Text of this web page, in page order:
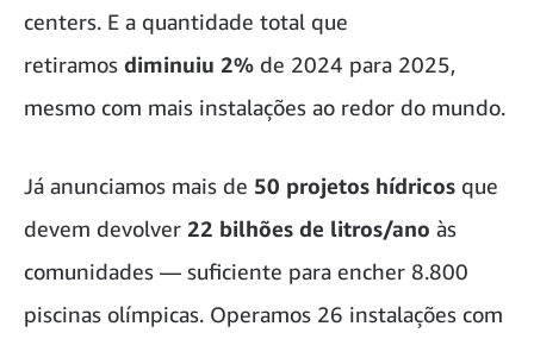
centers. E a quantidade total que
retiramos diminuiu 2% de 2024 para 2025,
mesmo com mais instalações ao redor do mundo.
Já anunciamos mais de 50 projetos hídricos que
devem devolver 22 bilhões de litros/ano às
comunidades — suficiente para encher 8.800
piscinas olímpicas. Operamos 26 instalações com